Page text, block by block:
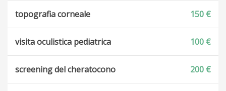
topografia corneale 150 €
visita oculistica pediatrica 100 €
screening del cheratocono 200 €